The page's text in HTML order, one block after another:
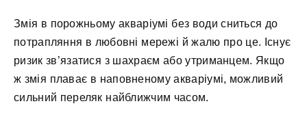
Змія в порожньому акваріумі без води сниться до
потрапляння в любовні мережі й жалю про це. Існує
ризик зв’язатися з шахраєм або утриманцем. Якщо
ж змія плаває в наповненому акваріумі, можливий
сильний переляк найближчим часом.